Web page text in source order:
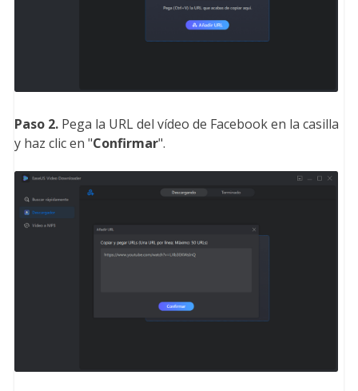
Paso 2. Pega la URL del vídeo de Facebook en la casilla
y haz clic en "Confirmar".